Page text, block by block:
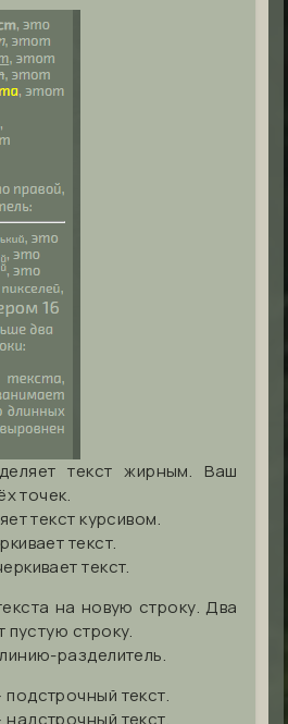
текст жирным. Ваш
точек.
текст курсивом.
текст.
текст.
на новую строку. Два
пустую строку.
разделитель.
подстрочный текст.
надстрочный текст.